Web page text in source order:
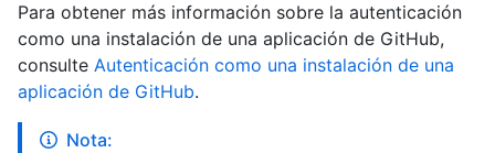
Para obtener más información sobre la autenticación
como una instalación de una aplicación de GitHub,
consulte Autenticación como una instalación de una
aplicación de GitHub.
Nota: